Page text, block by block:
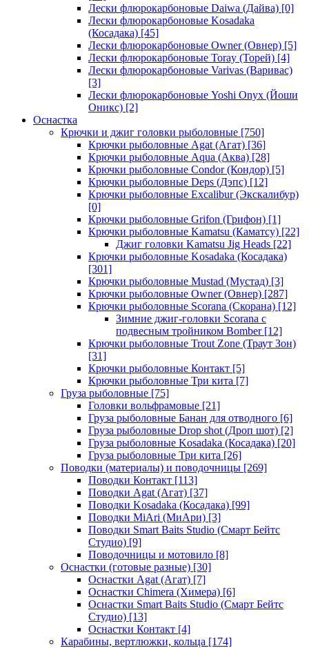
Лески флюрокарбоновые Daiwa (Дайва) [0]
Лески флюрокарбоновые Kosadaka
(Косадака) [45]
Лески флюрокарбоновые Owner (Овнер) [5]
Лески флюрокарбоновые Toray (Торей) [4]
Лески флюрокарбоновые Varivas (Варивас)
[3]
Лески флюрокарбоновые Yoshi Onyx (Йоши
Оникс) [2]
Оснастка
Крючки и джиг головки рыболовные [750]
Крючки рыболовные Agat (Агат) [36]
Крючки рыболовные Aqua (Аква) [28]
Крючки рыболовные Condor (Кондор) [5]
Крючки рыболовные Deps (Дэпс) [12]
Крючки рыболовные Excalibur (Экскалибур)
[0]
Крючки рыболовные Grifon (Грифон) [1]
Крючки рыболовные Kamatsu (Каматсу) [22]
Джиг головки Kamatsu Jig Heads [22]
Крючки рыболовные Kosadaka (Косадака)
[301]
Крючки рыболовные Mustad (Мустад) [3]
Крючки рыболовные Owner (Овнер) [287]
Крючки рыболовные Scorana (Скорана) [12]
Зимние джиг-головки Scorana с
подвесным тройником Bomber[12]
Крючки рыболовные Trout Zone (Траут Зон)
[31]
Крючки рыболовные Контакт [5]
Крючки рыболовные Три кита [7]
Груза рыболовные [75]
Головки вольфрамовые [21]
Груза рыболовные Банан для отводного [6]
Груза рыболовные Drop shot (Дроп шот) [2]
Груза рыболовные Kosadaka (Косадака) [20]
Груза рыболовные Три кита [26]
Поводки (материалы) и поводочницы [269]
Поводки Контакт [113]
Поводки Agat (Агат) [37]
Поводки Kosadaka (Косадака) [99]
Поводки MiAri (МиАри) [3]
Поводки Smart Baits Studio (Смарт Бейтс
Студио) [9]
Поводочницы и мотовило [8]
Оснастки (готовые разные) [30]
Оснастки Agat (Агат) [7]
Оснастки Chimera (Химера) [6]
Оснастки Smart Baits Studio (Смарт Бейтс
Студио) [13]
Оснастки Контакт [4]
Карабины, вертлюжки, кольца [174]